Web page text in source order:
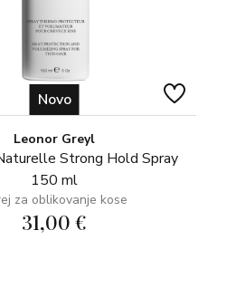
Novo
Leonor Greyl
Strong Hold Spray
150 ml
za oblikovanje kose
31,00 €